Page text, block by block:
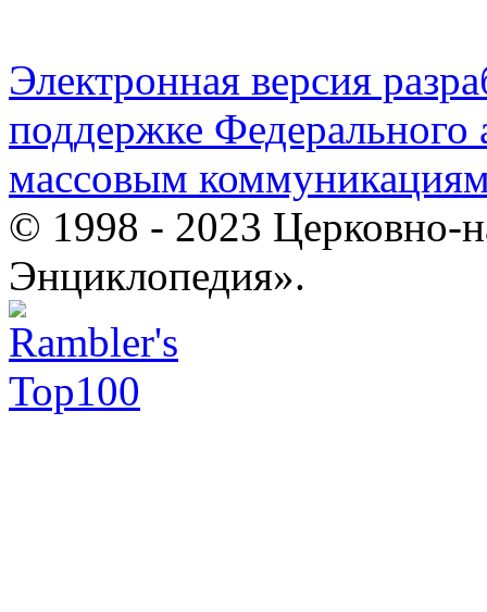
Электронная версия
поддержке Федерального
массовым
© 1998 - 2023 Церковно-
Энциклопедия».